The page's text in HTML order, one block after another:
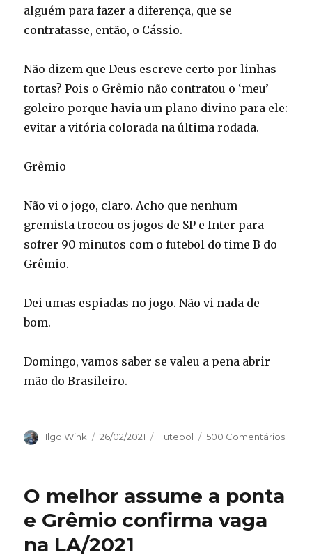
alguém para fazer a diferença, que se
contratasse, então, o Cássio.
Não dizem que Deus escreve certo por linhas
tortas? Pois o Grêmio não contratou o ‘meu’
goleiro porque havia um plano divino para ele:
evitar a vitória colorada na última rodada.
Grêmio
Não vi o jogo, claro. Acho que nenhum
gremista trocou os jogos de SP e Inter para
sofrer 90 minutos com o futebol do time B do
Grêmio.
Dei umas espiadas no jogo. Não vi nada de
bom.
Domingo, vamos saber se valeu a pena abrir
mão do Brasileiro.
Autor
Ilgo Wink
Publicado
26/02/2021 Categorias
Futebol 500 Comentários
O melhor assume a ponta
e Grêmio confirma vaga
na LA/2021